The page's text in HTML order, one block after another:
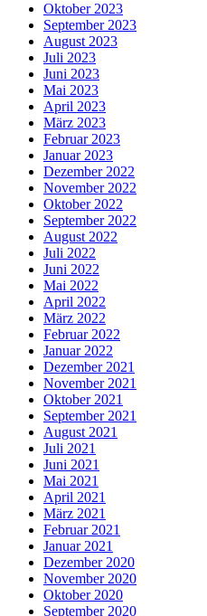
Oktober 2023
September 2023
August 2023
Juli 2023
Juni 2023
Mai 2023
April 2023
März 2023
Februar 2023
Januar 2023
Dezember 2022
November 2022
Oktober 2022
September 2022
August 2022
Juli 2022
Juni 2022
Mai 2022
April 2022
März 2022
Februar 2022
Januar 2022
Dezember 2021
November 2021
Oktober 2021
September 2021
August 2021
Juli 2021
Juni 2021
Mai 2021
April 2021
März 2021
Februar 2021
Januar 2021
Dezember 2020
November 2020
Oktober 2020
September 2020